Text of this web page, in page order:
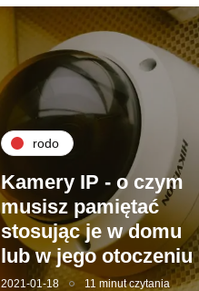
rodo
Kamery IP - o czym
musisz pamiętać
stosując je w domu
lub w jego otoczeniu
2021-01-18 11 minut czytania